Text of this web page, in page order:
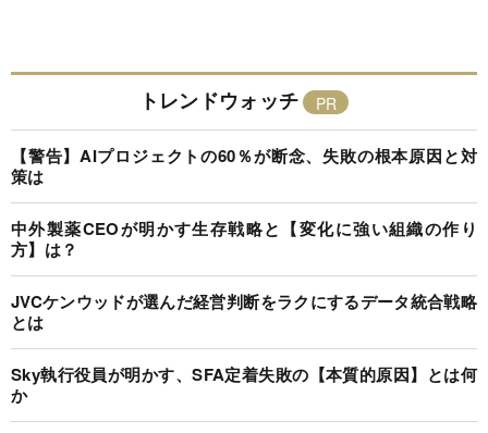
トレンドウォッチ
【警告】AIプロジェクトの60％が断念、失敗の根本原因と対
策は
中外製薬CEOが明かす生存戦略と【変化に強い組織の作り
方】は？
JVCケンウッドが選んだ経営判断をラクにするデータ統合戦略
とは
Sky執行役員が明かす、SFA定着失敗の【本質的原因】とは何
か